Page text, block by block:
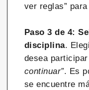
ver reglas”
Paso 3 de 4:
disciplina.
desea
continuar”. Es
se encuentre